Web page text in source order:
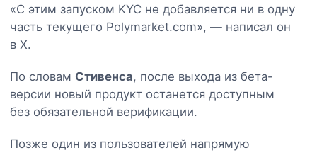
«С этим запуском KYC не добавляется ни в одну
часть текущего Polymarket.com», — написал он
в X.
По словам Стивенса, после выхода из бета-
версии новый продукт останется доступным
без обязательной верификации.
Позже один из пользователей напрямую